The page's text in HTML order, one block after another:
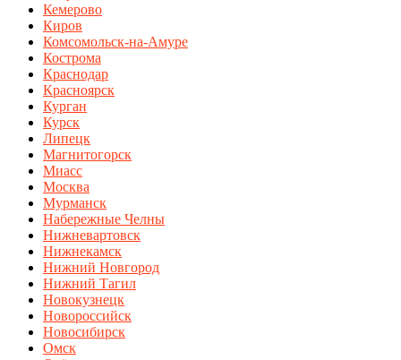
Кемерово
Киров
Комсомольск-на-Амуре
Кострома
Краснодар
Красноярск
Курган
Курск
Липецк
Магнитогорск
Миасс
Москва
Мурманск
Набережные Челны
Нижневартовск
Нижнекамск
Нижний Новгород
Нижний Тагил
Новокузнецк
Новороссийск
Новосибирск
Омск